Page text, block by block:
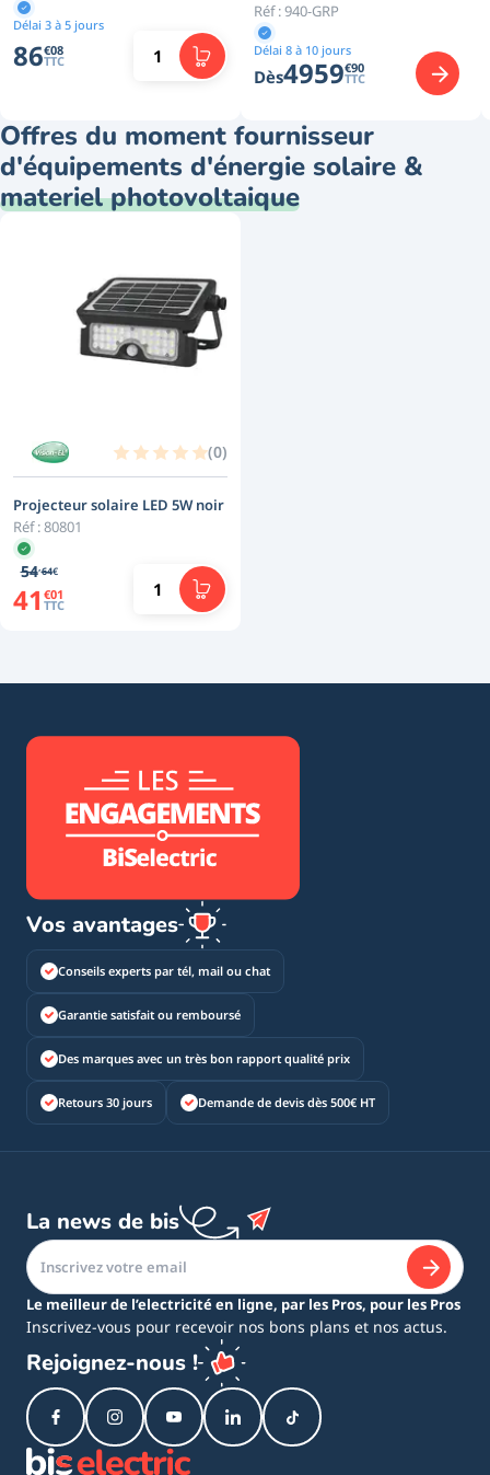
Délai 3 à 5 jours
86€08
TTC
Réf :940-GRP
Délai 8 à 10 jours
Dès4959€90
TTC
Offres du moment fournisseur
d'équipements d'énergie solaire &
materiel photovoltaique
(0)
Projecteur solaire LED 5W noir
Réf :80801
54,64€
41 €01
TTC
Vos avantages
Conseils experts par tél, mail ou chat
Garantie satisfait ou remboursé
Des marques avec un très bon rapport qualité prix
Retours 30 jours Demande de devis dès 500€ HT
La news de bis
Le meilleur de l’electricité en ligne, par les Pros, pour les Pros
Inscrivez-vous pour recevoir nos bons plans et nos actus.
Rejoignez-nous !